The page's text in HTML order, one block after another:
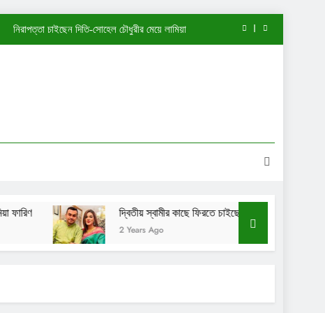
নিরাপত্তা চাইছেন দিতি-সোহেল চৌধুরীর মেয়ে লামিয়া
দ্বিতীয় স্বামীর কাছে ফিরতে চাইছেন মাহিয়া মাহি?
দ্বিতীয় স্বামীর কাছে ফিরতে চাইছেন মাহিয়া মাহি?
2 Years Ago